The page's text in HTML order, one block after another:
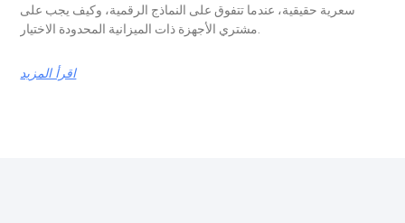
سعرية حقيقية، عندما تتفوق على النماذج الرقمية، وكيف يجب على
مشتري الأجهزة ذات الميزانية المحدودة الاختيار.
اقرأ المزيد